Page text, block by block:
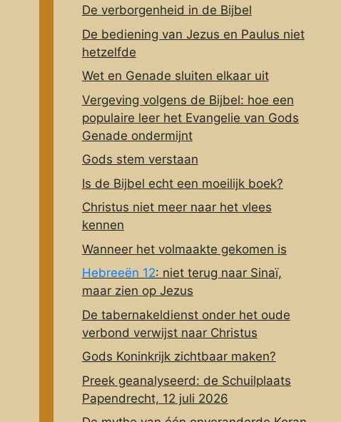
De verborgenheid in de Bijbel
De bediening van Jezus en Paulus niet
hetzelfde
Wet en Genade sluiten elkaar uit
Vergeving volgens de Bijbel: hoe een
populaire leer het Evangelie van Gods
Genade ondermijnt
Gods stem verstaan
Is de Bijbel echt een moeilijk boek?
Christus niet meer naar het vlees
kennen
Wanneer het volmaakte gekomen is
Hebreeën 12: niet terug naar Sinaï,
maar zien op Jezus
De tabernakeldienst onder het oude
verbond verwijst naar Christus
Gods Koninkrijk zichtbaar maken?
Preek geanalyseerd: de Schuilplaats
Papendrecht, 12 juli 2026